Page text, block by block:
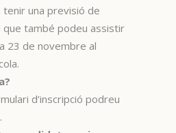
una previsió de
que també podeu assistir
23 de novembre al
d’inscripció podreu